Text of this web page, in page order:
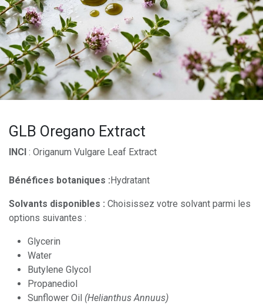
GLB Oregano Extract
INCI : Origanum Vulgare Leaf Extract
Bénéfices botaniques :Hydratant
Solvants disponibles : Choisissez votre solvant parmi les
options suivantes :
Glycerin
Water
Butylene Glycol
Propanediol
Sunflower Oil (Helianthus Annuus)